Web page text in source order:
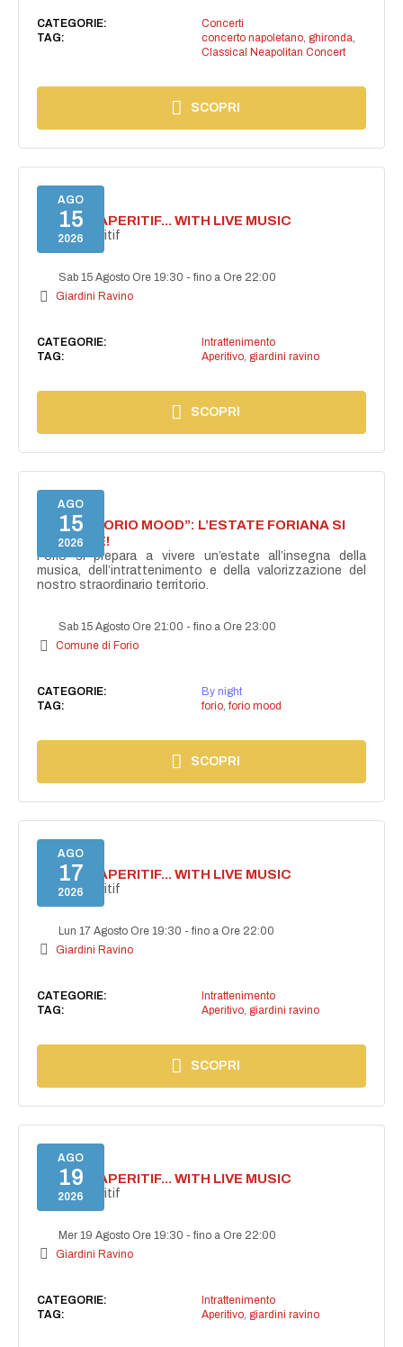
CATEGORIE:
Concerti
TAG:
concerto napoletano, ghironda,
Classical Neapolitan Concert
SCOPRI
AGO
15
2026
SECRET APERITIF... WITH LIVE MUSIC
Secret aperitif
Sab 15 Agosto Ore 19:30 -fino a Ore 22:00
Giardini Ravino
CATEGORIE:
Intrattenimento
TAG:
Aperitivo, giardini ravino
SCOPRI
AGO
15
2026
NASCE “FORIO MOOD”: L’ESTATE FORIANA SI
ACCENDE!
Forio si prepara a vivere un’estate all’insegna della
musica, dell’intrattenimento e della valorizzazione del
nostro straordinario territorio.
Sab 15 Agosto Ore 21:00 -fino a Ore 23:00
Comune di Forio
CATEGORIE:
By night
TAG:
forio, forio mood
SCOPRI
AGO
17
2026
SECRET APERITIF... WITH LIVE MUSIC
Secret aperitif
Lun 17 Agosto Ore 19:30 -fino a Ore 22:00
Giardini Ravino
CATEGORIE:
Intrattenimento
TAG:
Aperitivo, giardini ravino
SCOPRI
AGO
19
2026
SECRET APERITIF... WITH LIVE MUSIC
Secret aperitif
Mer 19 Agosto Ore 19:30 -fino a Ore 22:00
Giardini Ravino
CATEGORIE:
Intrattenimento
TAG:
Aperitivo, giardini ravino